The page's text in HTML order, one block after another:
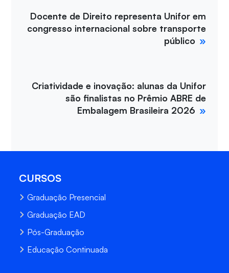
Docente de Direito representa Unifor em
congresso internacional sobre transporte
público
Criatividade e inovação: alunas da Unifor
são finalistas no Prêmio ABRE de
Embalagem Brasileira 2026
CURSOS
Graduação Presencial
Graduação EAD
Pós-Graduação
Educação Continuada